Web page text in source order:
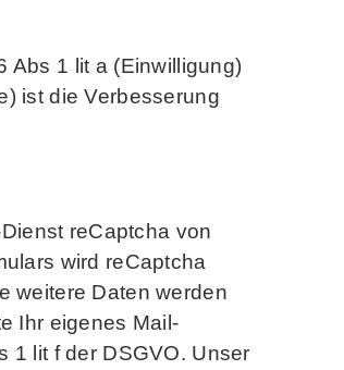
Abs 1 lit a (Einwilligung)
ist die Verbesserung
reCaptcha von
wird reCaptcha
weitere Daten werden
Ihr eigenes Mail-
1 lit f der DSGVO. Unser